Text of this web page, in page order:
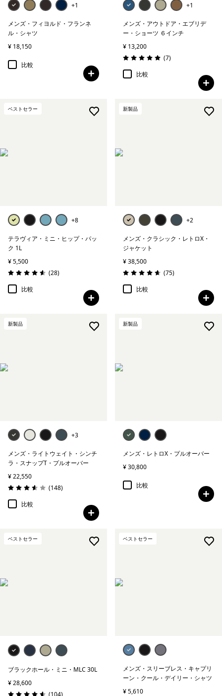
+1
メンズ・フィヨルド・フランネ
ル・シャツ
¥ 18,150
比較
+1
メンズ・アウトドア・エブリデ
ー・ショーツ ６インチ
¥ 13,200
評価: 5.0 / 5
(7レビュー
)
比較
ベストセラー
+8
テラヴィア・ミニ・ヒップ・パッ
ク 1L
¥ 5,500
評価: 4.6 / 5
(28レビュー
)
比較
新製品
+2
メンズ・クラシック・レトロX・
ジャケット
¥ 38,500
評価: 4.7 / 5
(75レビュー
)
比較
新製品
+3
メンズ・ライトウェイト・シンチ
ラ・スナップT・プルオーバー
¥ 22,550
評価: 3.6 / 5
(148レビュー
)
比較
新製品
メンズ・レトロX・プルオーバー
¥ 30,800
比較
ベストセラー
ブラックホール・ミニ・MLC 30L
¥ 28,600
(104レビュー
)
ベストセラー
メンズ・スリーブレス・キャプリ
ーン・クール・デイリー・シャツ
¥ 5,610